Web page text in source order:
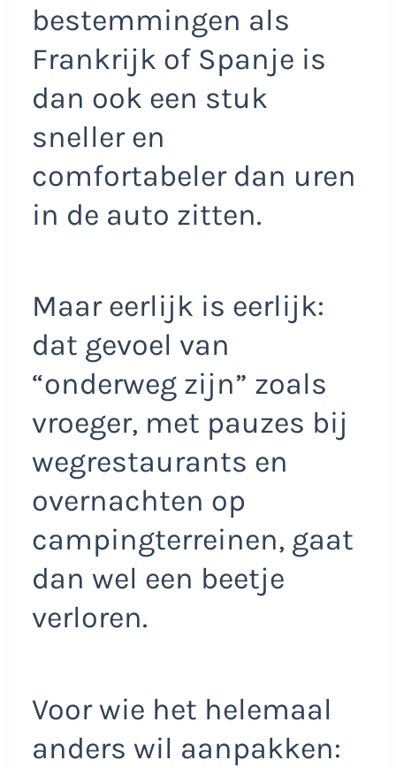
bestemmingen als
Frankrijk of Spanje is
dan ook een stuk
sneller en
comfortabeler dan uren
in de auto zitten.
Maar eerlijk is eerlijk:
dat gevoel van
“onderweg zijn” zoals
vroeger, met pauzes bij
wegrestaurants en
overnachten op
campingterreinen, gaat
dan wel een beetje
verloren.
Voor wie het helemaal
anders wil aanpakken: